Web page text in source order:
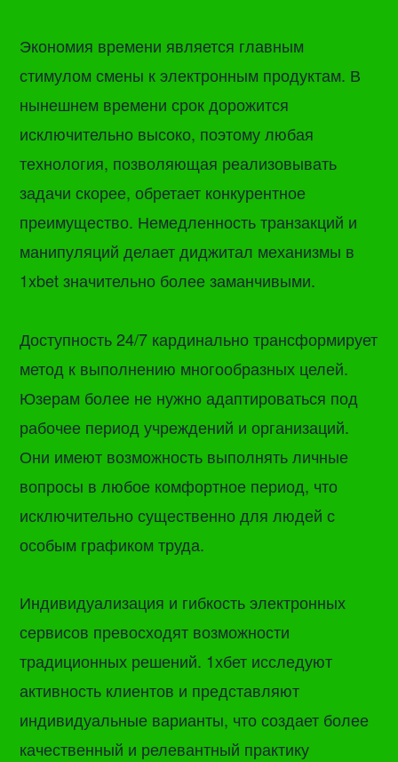
Экономия времени является главным
стимулом смены к электронным продуктам. В
нынешнем времени срок дорожится
исключительно высоко, поэтому любая
технология, позволяющая реализовывать
задачи скорее, обретает конкурентное
преимущество. Немедленность транзакций и
манипуляций делает диджитал механизмы в
1xbet значительно более заманчивыми.
Доступность 24/7 кардинально трансформирует
метод к выполнению многообразных целей.
Юзерам более не нужно адаптироваться под
рабочее период учреждений и организаций.
Они имеют возможность выполнять личные
вопросы в любое комфортное период, что
исключительно существенно для людей с
особым графиком труда.
Индивидуализация и гибкость электронных
сервисов превосходят возможности
традиционных решений. 1хбет исследуют
активность клиентов и представляют
индивидуальные варианты, что создает более
качественный и релевантный практику